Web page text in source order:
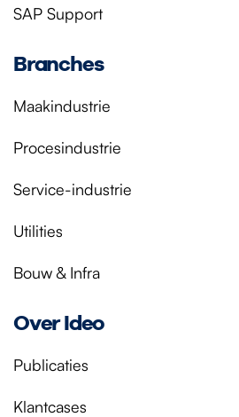
SAP Support
Branches
Maakindustrie
Procesindustrie
Service-industrie
Utilities
Bouw & Infra
Over Ideo
Publicaties
Klantcases